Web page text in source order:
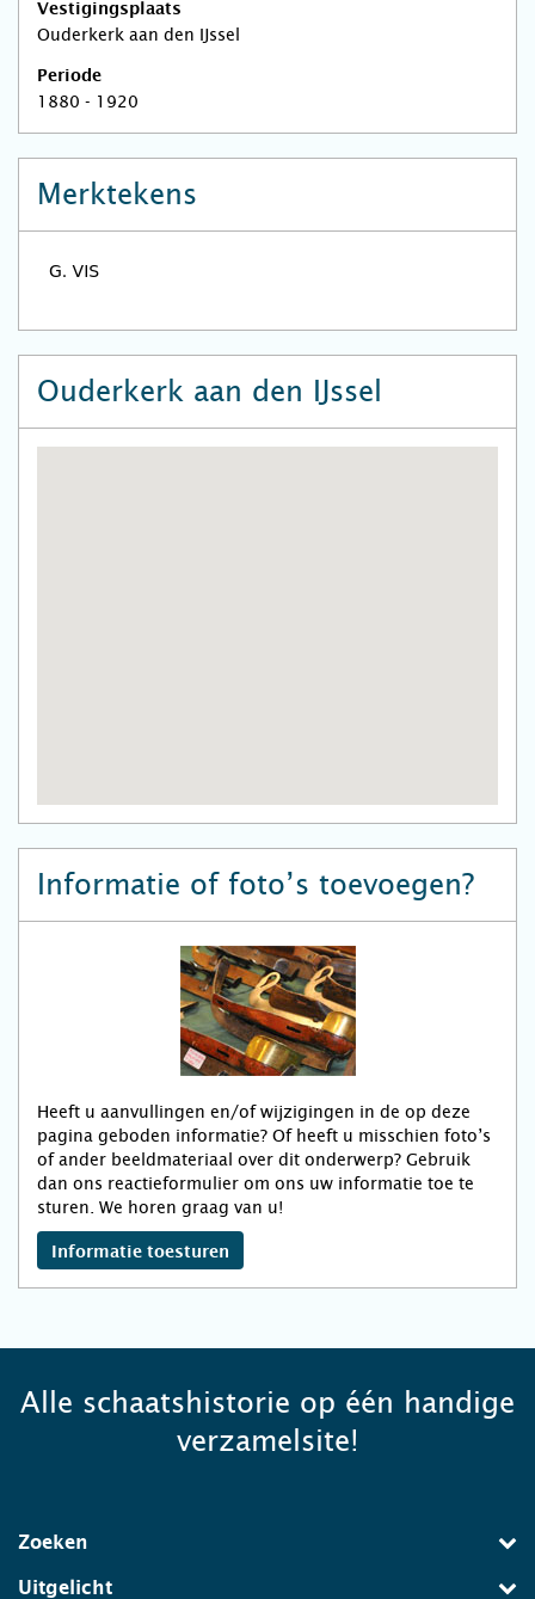
Vestigingsplaats
Ouderkerk aan den IJssel
Periode
1880 - 1920
Merktekens
Ouderkerk aan den IJssel
Informatie of foto’s toevoegen?
Heeft u aanvullingen en/of wijzigingen in de op deze
pagina geboden informatie? Of heeft u misschien foto’s
of ander beeldmateriaal over dit onderwerp? Gebruik
dan ons reactieformulier om ons uw informatie toe te
sturen. We horen graag van u!
Informatie toesturen
Alle schaatshistorie op één handige
verzamelsite!
Zoeken
Uitgelicht